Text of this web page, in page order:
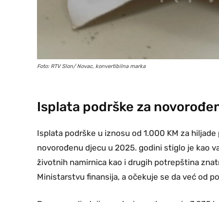
Foto: RTV Slon/ Novac, konvertibilna marka
Isplata podrške za
Isplata podrške u iznosu od 1.000 KM za
novorođenu djecu u 2025. godini stiglo je kao
životnih namirnica kao i drugih potrepština
Ministarstvu finansija, a očekuje se da već od